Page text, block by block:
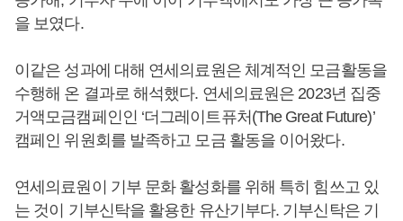
을 보였다.
이같은 성과에 대해 연세의료원은 체계적인 모금활동을
수행해 온 결과로 해석했다. 연세의료원은 2023년 집중
거액모금캠페인인 ‘더그레이트퓨처(The Great Future)’
캠페인 위원회를 발족하고 모금 활동을 이어왔다.
연세의료원이 기부 문화 활성화를 위해 특히 힘쓰고 있
는 것이 기부신탁을 활용한 유산기부다. 기부신탁은 기